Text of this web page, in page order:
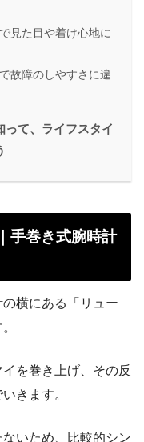
見た目や着け心地に
故障のしやすさに違
て、ライフスタイ
手巻き式腕時計
横にある「リュー
を巻き上げ、その反
きます。
いため、比較的シン